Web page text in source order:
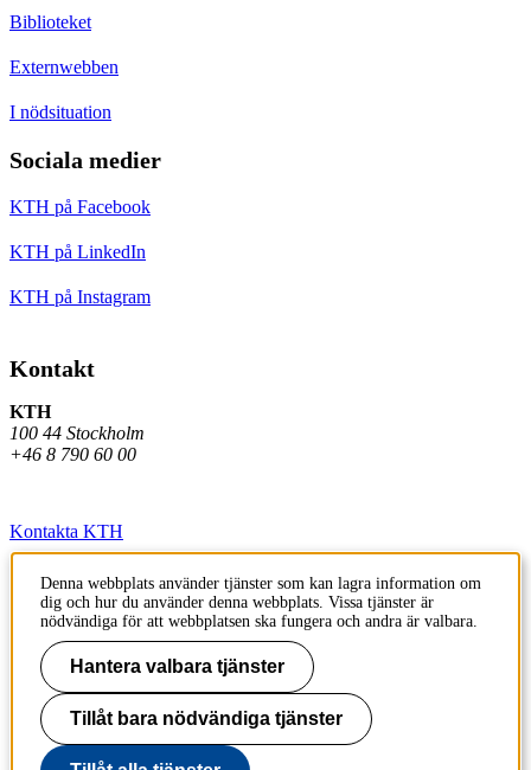
Biblioteket
Externwebben
I nödsituation
Sociala medier
KTH på Facebook
KTH på LinkedIn
KTH på Instagram
Kontakt
KTH
100 44 Stockholm
+46 8 790 60 00
Kontakta KTH
Jobba på KTH
Press och media
Faktura och betalning KTH
Om KTH:s webbplatser
Tillgänglighetsredogörelse
Denna webbplats använder tjänster som kan lagra information om
dig och hur du använder denna webbplats. Vissa tjänster är
nödvändiga för att webbplatsen ska fungera och andra är valbara.
Hantera valbara tjänster
Tillåt bara nödvändiga tjänster